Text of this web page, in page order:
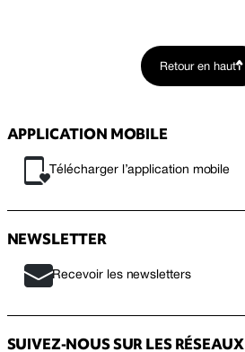
Retour en haut
APPLICATION MOBILE
Télécharger l’application mobile
NEWSLETTER
Recevoir les newsletters
SUIVEZ-NOUS SUR LES RÉSEAUX